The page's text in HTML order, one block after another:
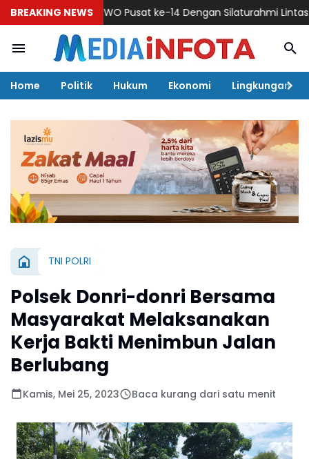
BREAKING NEWS
HUT IWO Pusat ke-14 Dengan Silaturahmi Lintas Kalangan
Home Politik Hukum Ekonomi Lingkungan
TNI POLRI
Polsek Donri-donri Bersama
Masyarakat Melaksanakan
Kerja Bakti Menimbun Jalan
Berlubang
Kamis, Mei 25, 2023 Baca kurang dari satu menit